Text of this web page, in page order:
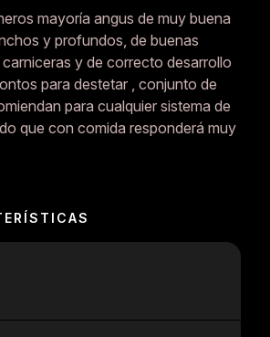
mayoría angus de muy buena
y profundos, de buenas
y de correcto desarrollo
para destetar , conjunto de
para cualquier sistema de
que con comida responderá muy